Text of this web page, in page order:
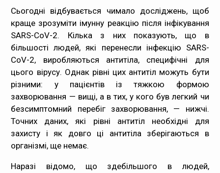
Сьогодні відбувається чимало досліджень, щоб
краще зрозуміти імунну реакцію після інфікування
SARS-CoV-2. Кілька з них показують, що в
більшості людей, які перенесли інфекцію SARS-
CoV-2, виробляються антитіла, специфічні для
цього вірусу. Однак рівні цих антитіл можуть бути
різними: у пацієнтів із тяжкою формою
захворювання — вищі, а в тих, у кого був легкий чи
безсимптомний перебіг захворювання, — нижчі.
Точних даних, які рівні антитіл необхідні для
захисту і як довго ці антитіла зберігаються в
організмі, ще немає.
Наразі відомо, що здебільшого в людей,